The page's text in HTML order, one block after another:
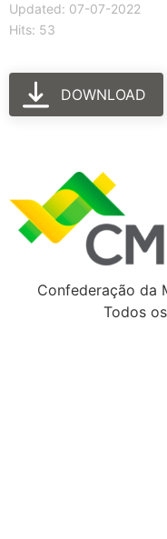
Updated: 07-07-2022
Hits: 53
DOWNLOAD
Confederação da
Todos